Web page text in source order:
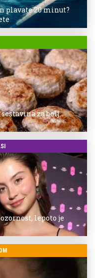
plavate 20 minut?
za bolj
lepoto je